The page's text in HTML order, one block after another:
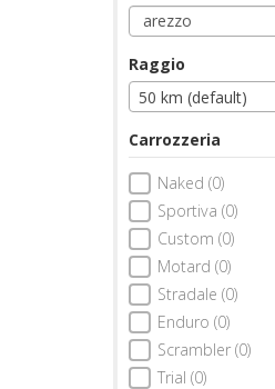
Raggio
50 km (default)
Carrozzeria
Naked (0)
Sportiva (0)
Custom (0)
Motard (0)
Stradale (0)
Enduro (0)
Scrambler (0)
Trial (0)